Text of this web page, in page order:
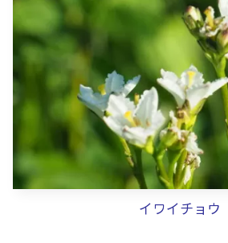
イワイチョウ